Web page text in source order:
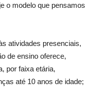
o modelo que pensamos
atividades presenciais,
de ensino oferece,
por faixa etária,
até 10 anos de idade;